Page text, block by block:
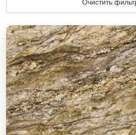
Очистить